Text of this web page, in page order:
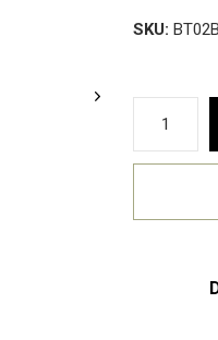
SKU: